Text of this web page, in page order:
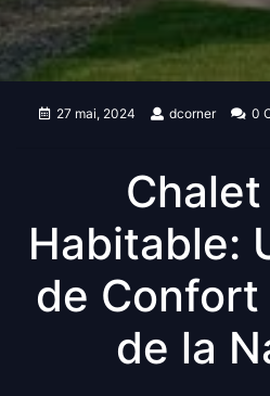
27 mai, 2024 dcorner 0
Habitable:
de
de la